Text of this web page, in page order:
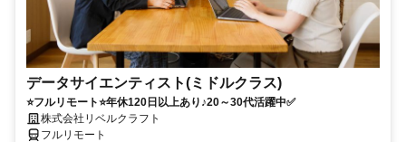
データサイエンティスト(ミドルクラス)
⭐フルリモート⭐年休120日以上あり♪20～30代活躍中✅
株式会社リベルクラフト
フルリモート